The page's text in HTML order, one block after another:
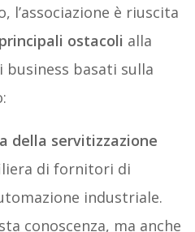
l’associazione è riuscita
ostacoli alla
basati sulla
della servitizzazione
di fornitori di
industriale.
conoscenza, ma anche